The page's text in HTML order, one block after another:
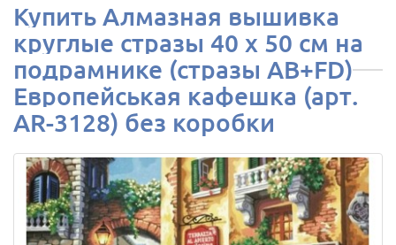
Купить Алмазная вышивка
круглые стразы 40 х 50 см на
подрамнике (стразы AB+FD)
Европейськая кафешка (арт.
AR-3128) без коробки